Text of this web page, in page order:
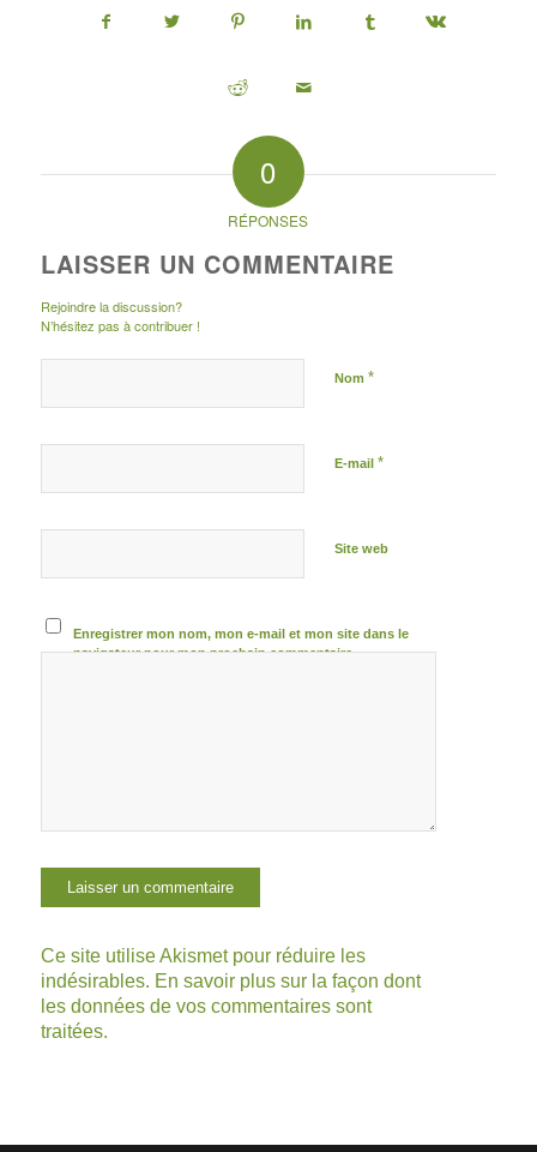
0
RÉPONSES
LAISSER UN COMMENTAIRE
Rejoindre la discussion?
N’hésitez pas à contribuer !
Nom *
E-mail *
Site web
Enregistrer mon nom, mon e-mail et mon site dans le
navigateur pour mon prochain commentaire.
Ce site utilise Akismet pour réduire les
indésirables. En savoir plus sur la façon dont
les données de vos commentaires sont
traitées.